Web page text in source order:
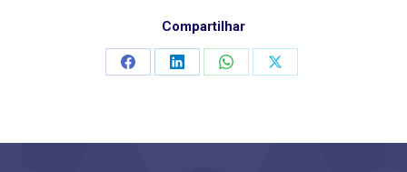
Compartilhar
CompartilharCompartilharCompartilharCompartilhar